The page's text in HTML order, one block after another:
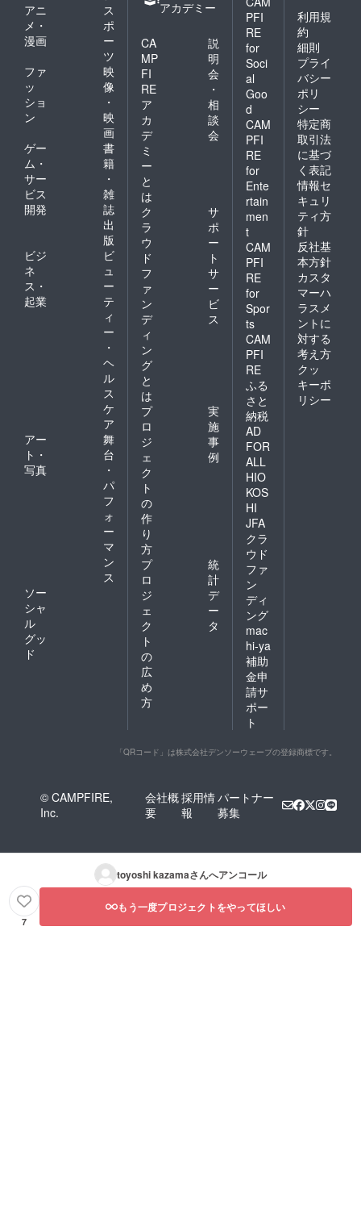
アニ
メ・
漫画
ス
ポ
ー
ツ
ファ
ッ
ショ
ン
映
像
・
映
画
ゲー
ム・
サー
ビス
開発
書
籍
・
雑
誌
出
版
ビジ
ネ
ス・
起業
ビ
ュ
ー
テ
ィ
ー
・
ヘ
ル
ス
ケ
ア
アー
ト・
写真
舞
台
・
パ
フ
ォ
ー
マ
ン
ス
ソー
シャ
ル
グッ
ド
アカデミー
CA
MP
FI
RE
ア
カ
デ
ミ
ー
と
は
説
明
会
・
相
談
会
ク
ラ
ウ
ド
フ
ァ
ン
デ
ィ
ン
グ
と
は
サ
ポ
ー
ト
サ
ー
ビ
ス
プ
ロ
ジ
ェ
ク
ト
の
作
り
方
実
施
事
例
プ
ロ
ジ
ェ
ク
ト
の
広
め
方
統
計
デ
ー
タ
PFI
RE
for
Soci
al
Goo
d
CAM
PFI
RE
for
Ente
rtain
men
t
CAM
PFI
RE
for
Spor
ts
CAM
PFI
RE
ふる
さと
納税
AD
FOR
ALL
HIO
KOS
HI
JFA
クラ
ウド
ファ
ン
ディ
ング
mac
hi-ya
補助
金申
請サ
ポー
ト
利用規
約
細則
プライ
バシー
ポリ
シー
特定商
取引法
に基づ
く表記
情報セ
キュリ
ティ方
針
反社基
本方針
カスタ
マーハ
ラスメ
ントに
対する
考え方
クッ
キーポ
リシー
「QRコード」は株式会社デンソーウェーブの登録商標です。
© CAMPFIRE,
Inc.
会社概
要
採用情
報
パートナー
募集
toyoshi kazamaさんへアンコール
7
もう一度プロジェクトをやってほしい